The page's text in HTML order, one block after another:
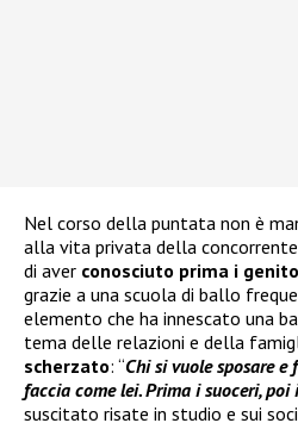
Nel corso della puntata non è
alla vita privata della
di aver conosciuto prima i
grazie a una scuola di ballo
elemento che ha innescato una
tema delle relazioni e della
scherzato: “Chi si vuole sposare
faccia come lei. Prima i suoceri, poi
suscitato risate in studio e sui